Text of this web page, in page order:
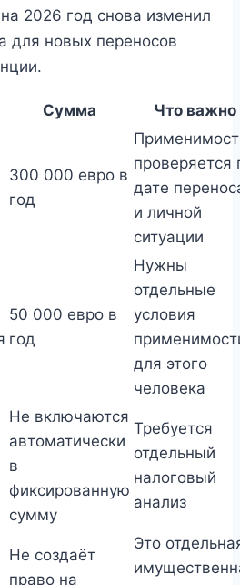
2026 год снова изменил
для новых переносов
Сумма
Что важно
300 000 евро в
год
проверяется
дате
и личной
ситуации
50 000 евро в
год
Нужны
отдельные
условия
для этого
человека
Не включаются
автоматически
в
фиксированную
сумму
Требуется
отдельный
налоговый
анализ
Не создаёт
право на
Это